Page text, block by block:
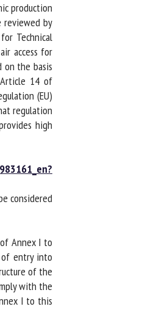
production
by
Technical
access for
the basis
14 of
(EU)
regulation
high
considered
Annex I to
entry into
of the
with the
I to this